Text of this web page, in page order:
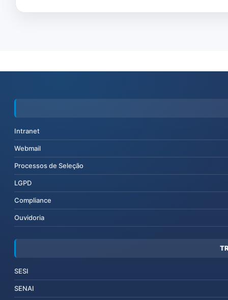
Intranet
Webmail
Processos de Seleção
LGPD
Compliance
Ouvidoria
SESI
SENAI